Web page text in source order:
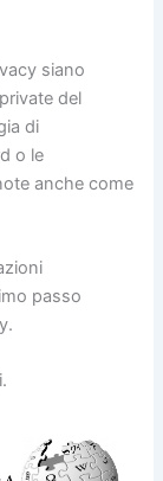
siano
del
di
o le
anche come
passo